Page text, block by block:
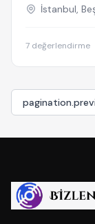
İstanbul,
7 değerlendirme